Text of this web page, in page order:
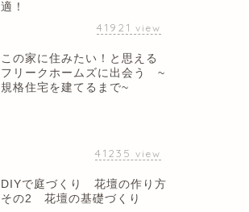
適！
41921 view
この家に住みたい！と思える
フリークホームズに出会う ~
規格住宅を建てるまで~
41235 view
DIYで庭づくり 花壇の作り方
その2 花壇の基礎づくり